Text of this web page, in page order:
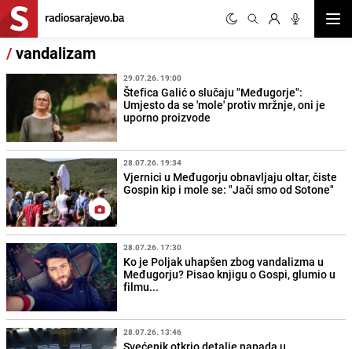
/vandalizam
29.07.26. 19:00
Štefica Galić o slučaju "Međugorje":
Umjesto da se 'mole' protiv mržnje, oni je
uporno proizvode
28.07.26. 19:34
Vjernici u Međugorju obnavljaju oltar, čiste
Gospin kip i mole se: "Jači smo od Sotone"
28.07.26. 17:30
Ko je Poljak uhapšen zbog vandalizma u
Međugorju? Pisao knjigu o Gospi, glumio u
filmu...
28.07.26. 13:46